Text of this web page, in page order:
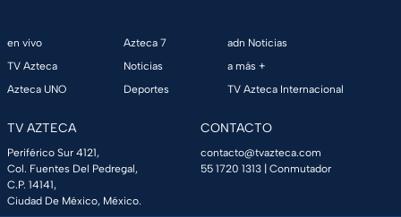
en vivo
TV Azteca
Azteca UNO
Azteca 7
Noticias
Deportes
adn Noticias
a más +
TV Azteca Internacional
TV AZTECA
Periférico Sur 4121,
Col. Fuentes Del Pedregal,
C.P. 14141,
Ciudad De México, México.
CONTACTO
contacto@tvazteca.com
55 1720 1313 | Conmutador